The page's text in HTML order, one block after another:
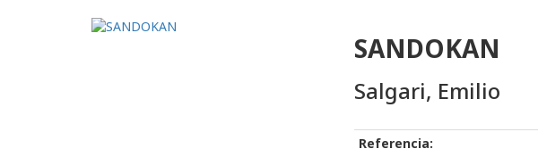
SANDOKAN
Salgari, Emilio
Referencia: